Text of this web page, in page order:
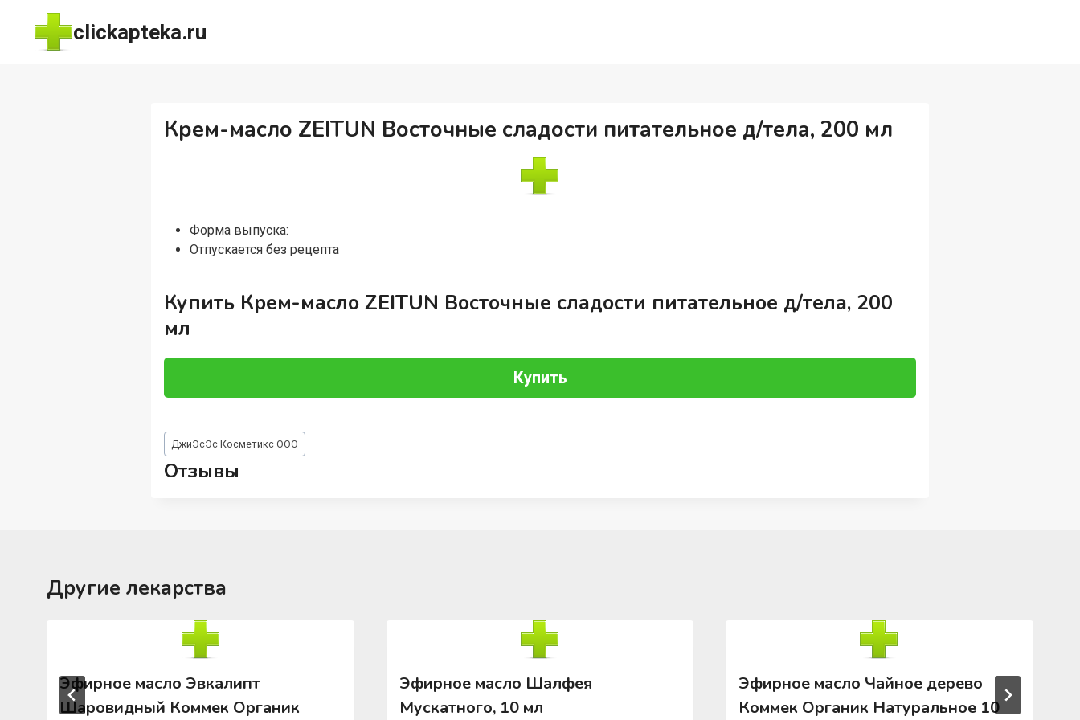
Перейти
содержимому
clickapteka.ru
Крем-масло ZEITUN Восточные сладости питательное д/тела, 200 мл
Форма выпуска:
Отпускается без рецепта
Купить Крем-масло ZEITUN Восточные сладости питательное д/тела, 200
мл
Купить
Метки
записи:
ДжиЭсЭс Косметикс ООО
Отзывы
Другие лекарства
Эфирное масло Эвкалипт
Шаровидный Коммек Органик
Эфирное масло Шалфея
Мускатного, 10 мл
Эфирное масло Чайное дерево
Коммек Органик Натуральное 10